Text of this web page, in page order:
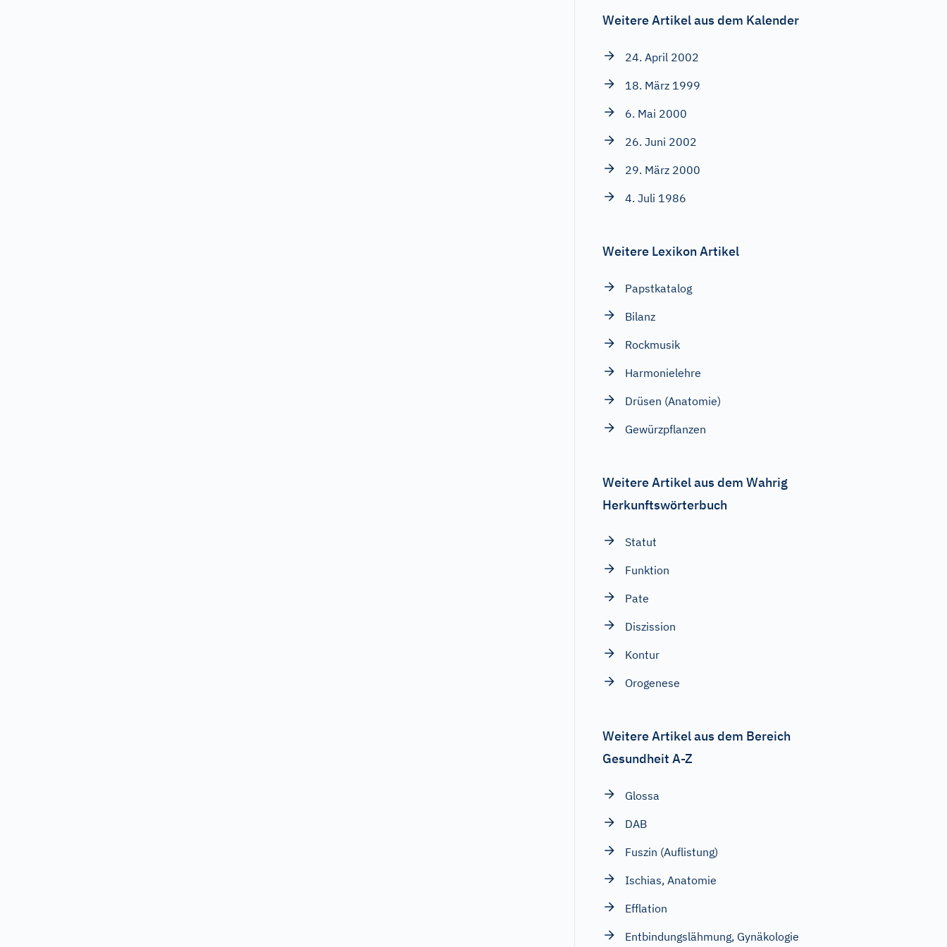
Weitere Artikel aus dem Kalender
24. April 2002
18. März 1999
6. Mai 2000
26. Juni 2002
29. März 2000
4. Juli 1986
Weitere Lexikon Artikel
Papstkatalog
Bilanz
Rockmusik
Harmonielehre
Drüsen (Anatomie)
Gewürzpflanzen
Weitere Artikel aus dem Wahrig
Herkunftswörterbuch
Statut
Funktion
Pate
Diszission
Kontur
Orogenese
Weitere Artikel aus dem Bereich
Gesundheit A-Z
Glossa
DAB
Fuszin (Auflistung)
Ischias, Anatomie
Efflation
Entbindungslähmung, Gynäkologie